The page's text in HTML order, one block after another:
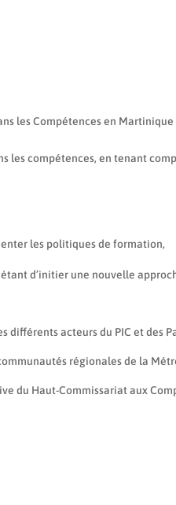
les Compétences en Martinique
les compétences, en tenant
les politiques de formation,
d’initier une nouvelle
acteurs du PIC et des
régionales de la
du Haut-Commissariat aux